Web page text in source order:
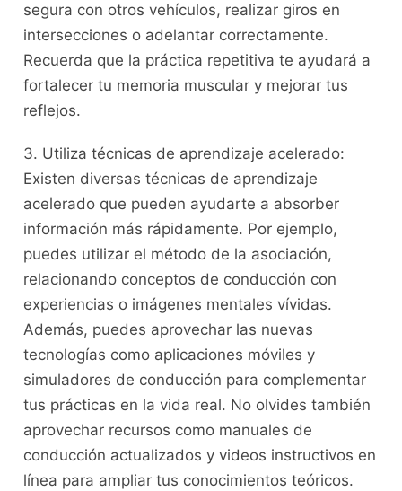
segura con otros vehículos, realizar giros ‍en
intersecciones o adelantar correctamente.
Recuerda ‍que la práctica repetitiva te ayudará a
fortalecer tu memoria muscular y mejorar‍ tus
reflejos.
3. Utiliza⁣ técnicas de aprendizaje acelerado:
Existen diversas técnicas⁤ de aprendizaje
acelerado que ‌pueden ayudarte a absorber
información más rápidamente. Por ejemplo,
puedes utilizar el método de la ⁣asociación,
relacionando‍ conceptos de conducción con
experiencias o⁣ imágenes mentales vívidas.
Además, puedes aprovechar las nuevas
tecnologías como aplicaciones móviles y
simuladores de conducción para complementar
‌tus prácticas en la vida real. No olvides también ​
aprovechar recursos como manuales de
conducción⁣ actualizados y videos instructivos en
línea para ampliar tus conocimientos teóricos.